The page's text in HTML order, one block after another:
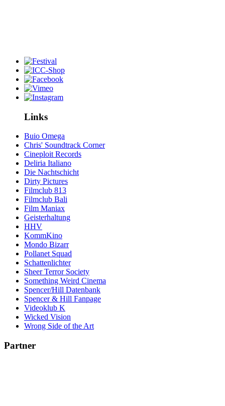
Links
Buio Omega
Chris' Soundtrack Corner
Cineploit Records
Deliria Italiano
Die Nachtschicht
Dirty Pictures
Filmclub 813
Filmclub Bali
Film Maniax
Geisterhaltung
HHV
KommKino
Mondo Bizarr
Pollanet Squad
Schattenlichter
Sheer Terror Society
Something Weird Cinema
Spencer/Hill Datenbank
Spencer & Hill Fanpage
Videoklub K
Wicked Vision
Wrong Side of the Art
Partner